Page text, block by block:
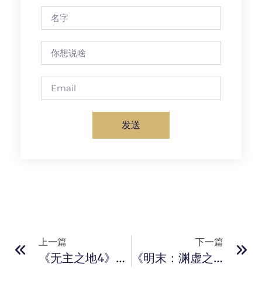
发送
上一篇
《无主之地4》发售日提前！9月12日全平台上线
下一篇
《明末：渊虚之羽》PC配置公开！最低RTX1070即可游玩